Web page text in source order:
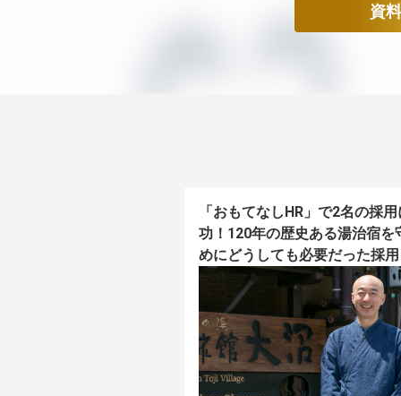
資
「おもてなしHR」で2名の採
功！120年の歴史ある湯治宿を
めにどうしても必要だった採用